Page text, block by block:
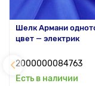
Шелк Армани
цвет — электрик
2000000084763
Есть в наличии